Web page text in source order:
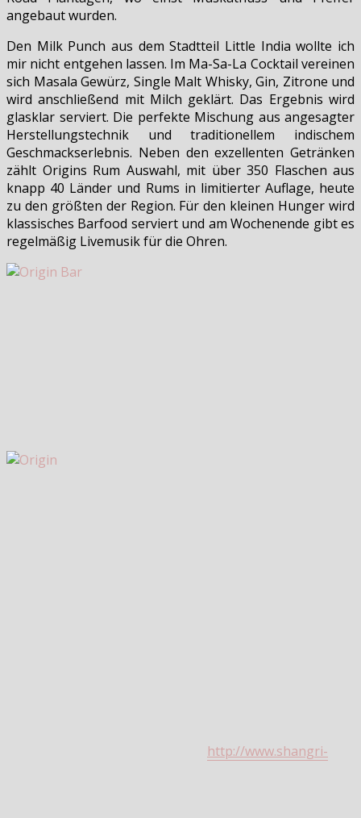
angebaut wurden.
Den Milk Punch aus dem Stadtteil Little India wollte ich
mir nicht entgehen lassen. Im Ma-Sa-La Cocktail vereinen
sich Masala Gewürz, Single Malt Whisky, Gin, Zitrone und
wird anschließend mit Milch geklärt. Das Ergebnis wird
glasklar serviert. Die perfekte Mischung aus angesagter
Herstellungstechnik und traditionellem indischem
Geschmackserlebnis. Neben den exzellenten Getränken
zählt Origins Rum Auswahl, mit über 350 Flaschen aus
knapp 40 Länder und Rums in limitierter Auflage, heute
zu den größten der Region. Für den kleinen Hunger wird
klassisches Barfood serviert und am Wochenende gibt es
regelmäßig Livemusik für die Ohren.
http://www.shangri-